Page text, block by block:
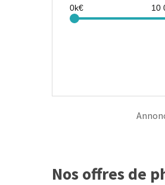
Nos offres de